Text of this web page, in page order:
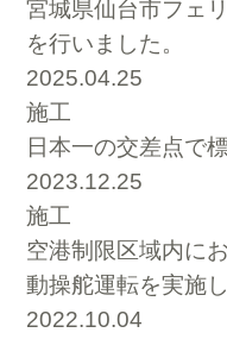
宮城県仙台市フェ
を行いました。
2025.04.25
施工
日本一の交差点で
2023.12.25
施工
空港制限区域内に
動操舵運転を実施
2022.10.04